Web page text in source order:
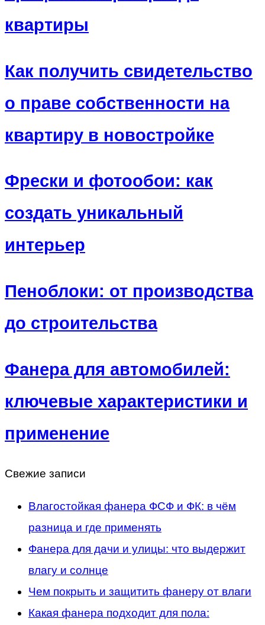
квартиры
Как получить свидетельство
о праве собственности на
квартиру в новостройке
Фрески и фотообои: как
создать уникальный
интерьер
Пеноблоки: от производства
до строительства
Фанера для автомобилей:
ключевые характеристики и
применение
Свежие записи
Влагостойкая фанера ФСФ и ФК: в чём
разница и где применять
Фанера для дачи и улицы: что выдержит
влагу и солнце
Чем покрыть и защитить фанеру от влаги
Какая фанера подходит для пола: